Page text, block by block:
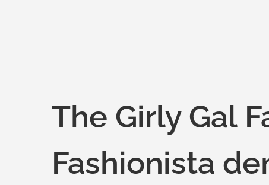
The Girly Gal
Fashionista